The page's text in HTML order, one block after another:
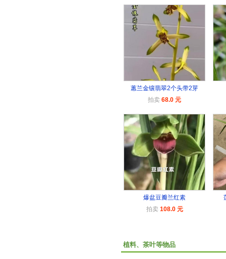
蕙兰金镶翡翠2个头带2芽
拍卖 68.0 元
爆盆豆瓣兰红素
拍卖 108.0 元
植料、茶叶等物品